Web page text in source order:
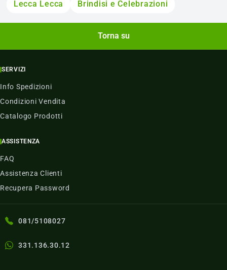
Lecca Lecca Brindisi e Celebrazioni
Torna su
SERVIZI
Info Spedizioni
Condizioni Vendita
Catalogo Prodotti
ASSISTENZA
FAQ
Assistenza Clienti
Recupera Password
081/5108027
331.136.30.12